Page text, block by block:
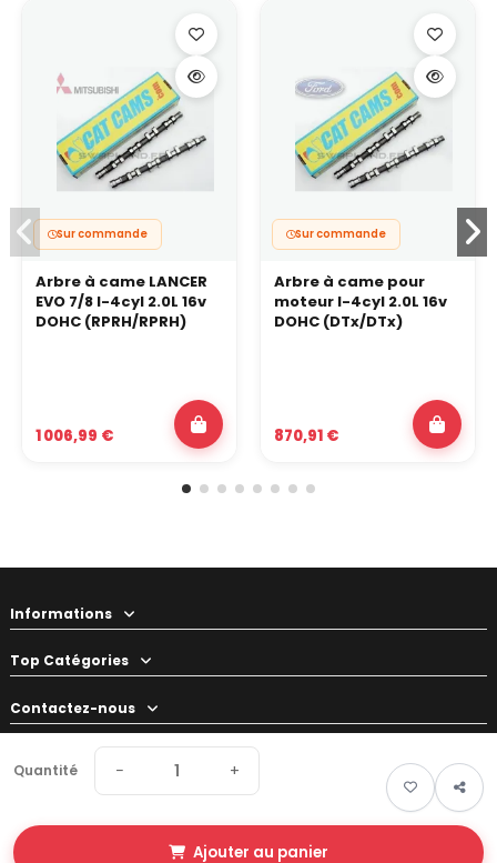
Quantité − +
Ajouter au panier
Sur commande
Arbre à came LANCER
EVO 7/8 I-4cyl 2.0L 16v
DOHC (RPRH/RPRH)
1 006,99 €
Sur commande
Arbre à came pour
moteur I-4cyl 2.0L 16v
DOHC (DTx/DTx)
870,91 €
Informations
Top Catégories
Contactez-nous
Votre préparateur